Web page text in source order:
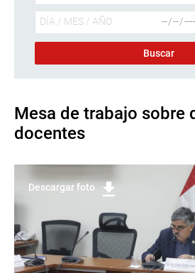
Mesa de trabajo sobre
docentes
Descargar foto